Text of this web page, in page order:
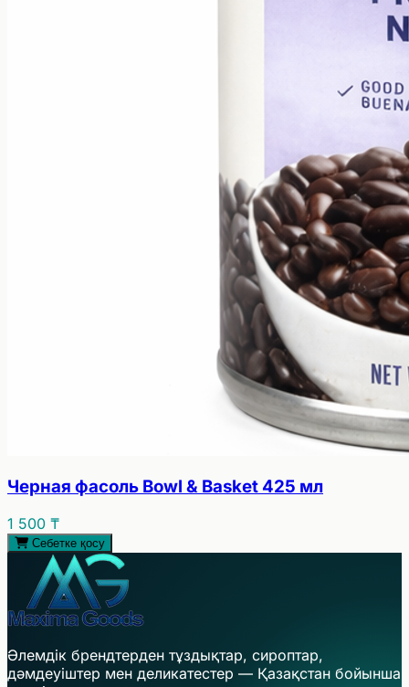
Черная фасоль Bowl & Basket 425 мл
1 500 ₸
Себетке қосу
Әлемдік брендтерден тұздықтар, сироптар,
дәмдеуіштер мен деликатестер — Қазақстан бойынша